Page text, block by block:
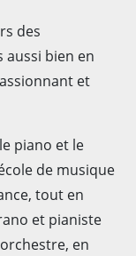
des
aussi bien en
et
piano et le
de musique
tout en
et pianiste
en